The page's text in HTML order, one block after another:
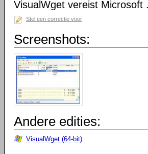
VisualWget vereist Microsoft
Stel een correctie voor
Screenshots:
Andere edities:
VisualWget (64-bit)